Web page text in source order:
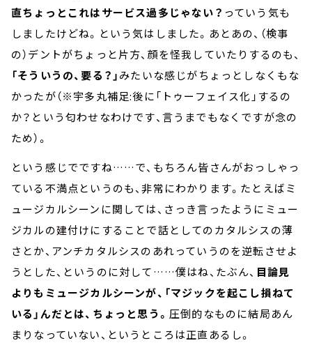
直ちょっとこれはサービス過多じゃない？ っていう気も
しましたけどね。という気はしました。あとあの、（検事
の）デントがちょっと片方、顔を怪我していたりするのも、
「そういうの、要る？」みたいな感じがちょっとしなくもな
かったが（※宇多丸補足:後に「トゥーフェイス化」するの
か？という匂わせなわけです、言うまでもなくですが念の
ため）。
という感じでですね……で、もちろん皆さんがおっしゃっ
ている不満点というのも、非常にわかります。たとえばミ
ュージカルシーンに関しては、さっき言ったようにミュー
ジカルの建付けにすることで話としてのカタルシスの薄
さとか、アンチカタルシスのあれっていうのを逆転させよ
うとした、というのに対して……僕はね、たぶん、 目論見
よりもミュージカルシーンが、「マジックを起こし損ねて
いる」んだとは、ちょっと思う。 圧倒的なものに結局あん
まりなっていない、というところは正直あるし。